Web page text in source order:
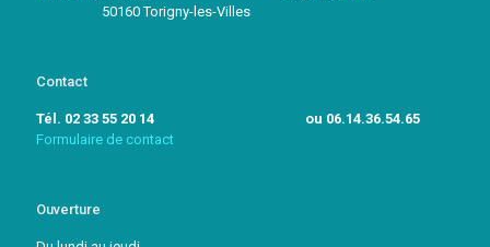
50160 Torigny-les-Villes
Contact
Tél. 02 33 55 20 14 ou 06.14.36.54.65
Formulaire de contact
Ouverture